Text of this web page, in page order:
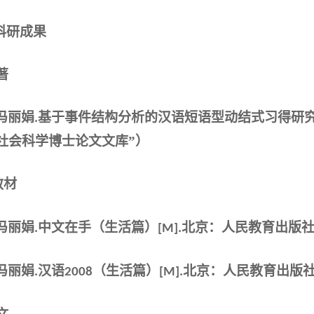
研成果
丽娟.基于事件结构分析的汉语短语型动结式习得研
会科学博士论文文库”）
材
丽娟.中文在手（生活篇） [M].北京：人民教育出版社
丽娟.汉语2008 （生活篇） [M].北京：人民教育出版